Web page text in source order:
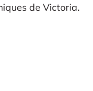
de Victoria.